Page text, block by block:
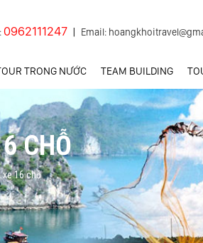
0962111247 Email:
TRONG NƯỚC TEAM BUILDING
CHỖ
xe 16 chỗ